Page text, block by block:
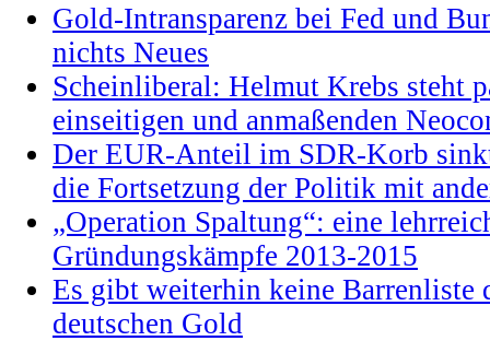
Gold-Intransparenz bei Fed und
nichts Neues
Scheinliberal: Helmut Krebs steht
einseitigen und anmaßenden
Der EUR-Anteil im SDR-Korb
die Fortsetzung der Politik mit
„Operation Spaltung“: eine
Gründungskämpfe 2013-2015
Es gibt weiterhin keine Barrenliste
deutschen Gold